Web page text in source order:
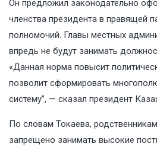
Он предложил законодательно
членства президента в правящей
полномочий. Главы местных
впредь не будут занимать
«Данная норма повысит
позволит сформировать
систему”, — сказал президент
По словам Токаева, родственникам
запрещено занимать высокие